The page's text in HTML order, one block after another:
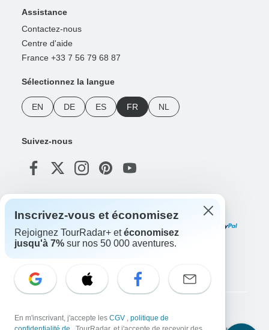
Assistance
Contactez-nous
Centre d'aide
France +33 7 56 79 68 87
Sélectionnez la langue
EN DE ES FR NL
Suivez-nous
Inscrivez-vous et économisez
Rejoignez TourRadar+ etéconomisez
jusqu'à 7% sur nos 50 000 aventures.
En m'inscrivant, j'accepte les CGV , politique de